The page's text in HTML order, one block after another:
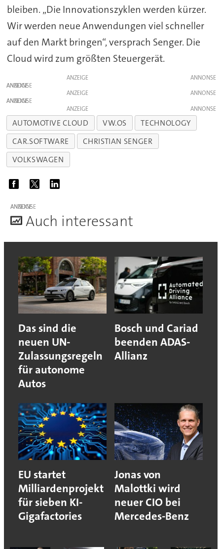
bleiben. „Die Innovationszyklen werden kürzer.
Wir werden neue Anwendungen viel schneller
auf den Markt bringen“, versprach Senger. Die
Cloud wird zum größten Steuergerät.
ANZEIGE
ANZEIGE
ANZEIGE
ANZEIGE
ANZEIGE
AUTOMOTIVE CLOUD VW.OS
TECHNOLOGY
CAR.SOFTWARE
CHRISTIAN SENGER
VOLKSWAGEN
ANZEIGE
Auch interessant
Das sind die
neuen UN-
Zulassungsregeln
für autonome
Autos
Bosch und Cariad
beenden ADAS-
Allianz
EU startet
Milliardenprojekt
für sieben KI-
Gigafactories
Jonas von
Malottki wird
neuer CIO bei
Mercedes-Benz